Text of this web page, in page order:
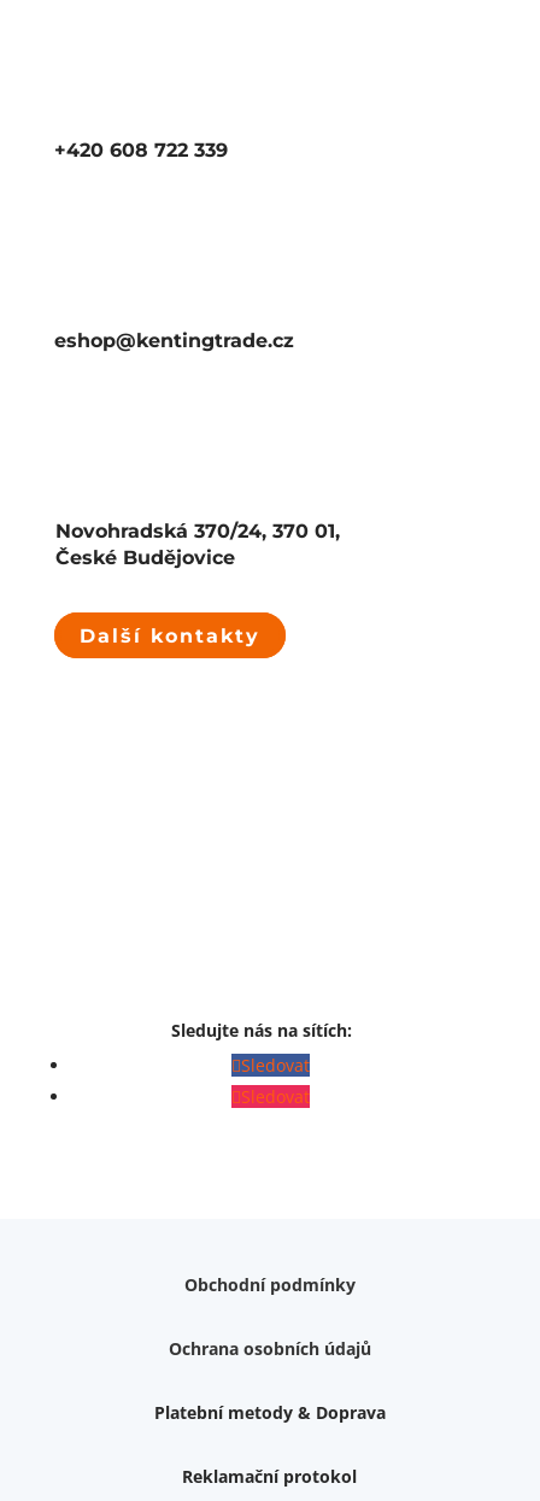
+420 608 722 339
eshop@kentingtrade.cz
Novohradská 370/24, 370 01,
České Budějovice
Další kontakty
Sledujte nás na sítích:
Sledovat
Sledovat
Obchodní podmínky
Ochrana osobních údajů
Platební metody & Doprava
Reklamační protokol